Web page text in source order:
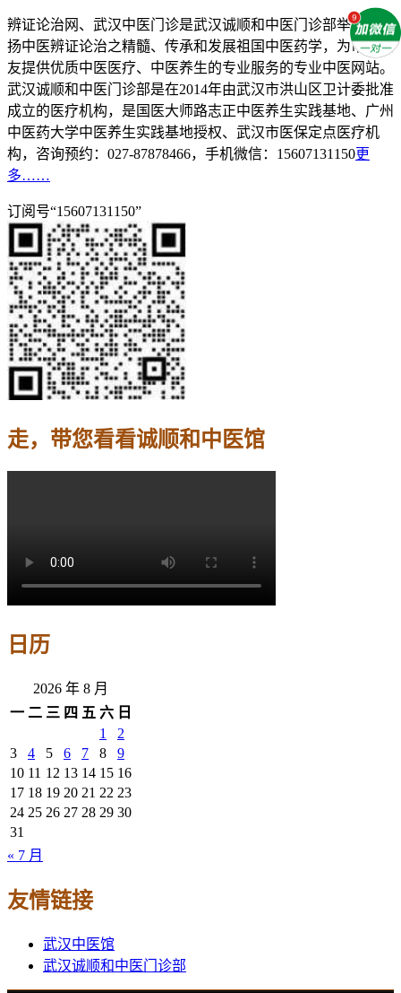
辨证论治网、武汉中医门诊是武汉诚顺和中医门诊部举办的发
扬中医辨证论治之精髓、传承和发展祖国中医药学，为市民朋
友提供优质中医医疗、中医养生的专业服务的专业中医网站。
武汉诚顺和中医门诊部是在2014年由武汉市洪山区卫计委批准
成立的医疗机构，是国医大师路志正中医养生实践基地、广州
中医药大学中医养生实践基地授权、武汉市医保定点医疗机
构，咨询预约：027-87878466，手机微信：15607131150更
多……
订阅号“15607131150”
走，带您看看诚顺和中医馆
日历
2026 年 8 月
一 二 三 四 五 六 日
1
2
3
4 5 6 7 8
9
10 11 12 13 14 15 16
17 18 19 20 21 22 23
24 25 26 27 28 29 30
31
« 7 月
友情链接
武汉中医馆
武汉诚顺和中医门诊部